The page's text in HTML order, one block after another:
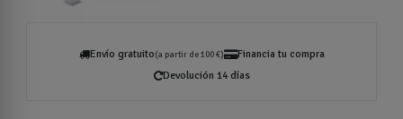
Envío gratuito(a partir de 100 €)
Financia tu compra
Devolución 14 días